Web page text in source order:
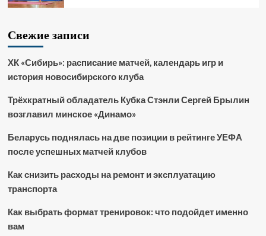
Свежие записи
ХК «Сибирь»: расписание матчей, календарь игр и
история новосибирского клуба
Трёхкратный обладатель Кубка Стэнли Сергей Брылин
возглавил минское «Динамо»
Беларусь поднялась на две позиции в рейтинге УЕФА
после успешных матчей клубов
Как снизить расходы на ремонт и эксплуатацию
транспорта
Как выбрать формат тренировок: что подойдет именно
вам